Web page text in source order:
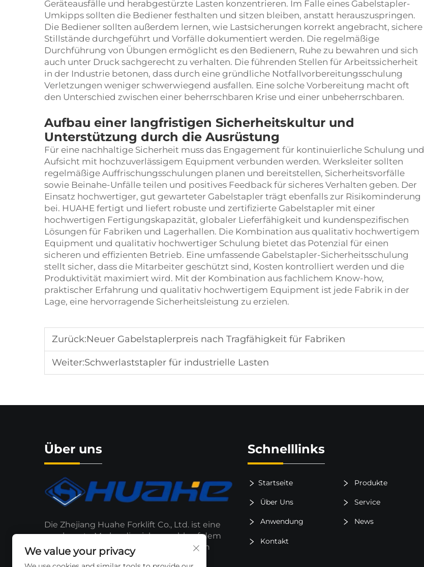
Geräteausfälle und herabgestürzte Lasten konzentrieren. Im Falle eines Gabelstapler-
Umkipps sollten die Bediener festhalten und sitzen bleiben, anstatt herauszuspringen.
Die Bediener sollten außerdem lernen, wie Lastsicherungen korrekt angebracht, sichere
Stillstände durchgeführt und Vorfälle dokumentiert werden. Die regelmäßige
Durchführung von Übungen ermöglicht es den Bedienern, Ruhe zu bewahren und sich
auch unter Druck sachgerecht zu verhalten. Die führenden Stellen für Arbeitssicherheit
in der Industrie betonen, dass durch eine gründliche Notfallvorbereitungsschulung
Verletzungen weniger schwerwiegend ausfallen. Eine solche Vorbereitung macht oft
den Unterschied zwischen einer beherrschbaren Krise und einer unbeherrschbaren.
Aufbau einer langfristigen Sicherheitskultur und
Unterstützung durch die Ausrüstung
Für eine nachhaltige Sicherheit muss das Engagement für kontinuierliche Schulung und
Aufsicht mit hochzuverlässigem Equipment verbunden werden. Werksleiter sollten
regelmäßige Auffrischungsschulungen planen und bereitstellen, Sicherheitsvorfälle
sowie Beinahe-Unfälle teilen und positives Feedback für sicheres Verhalten geben. Der
Einsatz hochwertiger, gut gewarteter Gabelstapler trägt ebenfalls zur Risikominderung
bei. HUAHE fertigt und liefert robuste und zertifizierte Gabelstapler mit einer
hochwertigen Fertigungskapazität, globaler Lieferfähigkeit und kundenspezifischen
Lösungen für Fabriken und Lagerhallen. Die Kombination aus qualitativ hochwertigem
Equipment und qualitativ hochwertiger Schulung bietet das Potenzial für einen
sicheren und effizienten Betrieb. Eine umfassende Gabelstapler-Sicherheitsschulung
stellt sicher, dass die Mitarbeiter geschützt sind, Kosten kontrolliert werden und die
Produktivität maximiert wird. Mit der Kombination aus fachlichem Know-how,
praktischer Erfahrung und qualitativ hochwertigem Equipment ist jede Fabrik in der
Lage, eine hervorragende Sicherheitsleistung zu erzielen.
Zurück:Neuer Gabelstaplerpreis nach Tragfähigkeit für Fabriken
Weiter:Schwerlaststapler für industrielle Lasten
Über uns
Die Zhejiang Huahe Forklift Co., Ltd. ist eine
anerkannte Marke, die sich sowohl auf dem
lokalen als auch auf dem internationalen
Markt weiter ausdehnt.
Schnelllinks
Startseite Produkte
Über Uns Service
Anwendung News
Kontakt
We value your privacy